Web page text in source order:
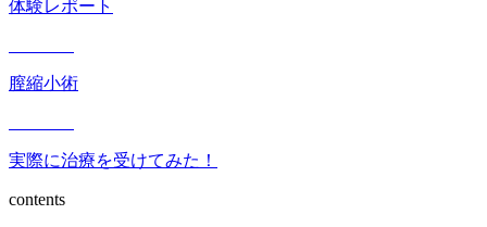
体験レポート
膣縮小術
実際に治療を受けてみた！
contents